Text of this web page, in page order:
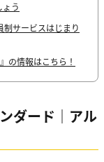
う
制サービスはじまり
の情報はこちら！
ダード｜アル